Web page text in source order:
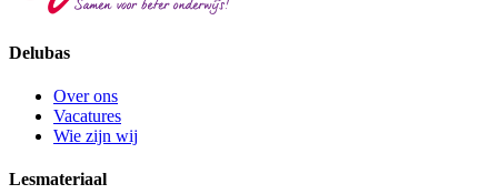
Delubas
Over ons
Vacatures
Wie zijn wij
Lesmateriaal